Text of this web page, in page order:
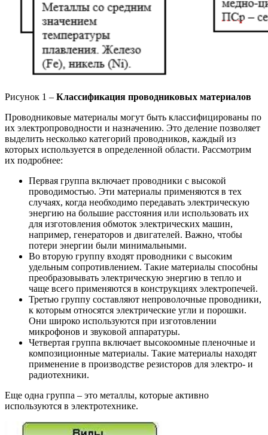
Рисунок 1 – Классификация проводниковых материалов
Проводниковые материалы могут быть классифицированы по
их электропроводности и назначению. Это деление позволяет
выделить несколько категорий проводников, каждый из
которых используется в определенной области. Рассмотрим
их подробнее:
Первая группа включает проводники с высокой
проводимостью. Эти материалы применяются в тех
случаях, когда необходимо передавать электрическую
энергию на большие расстояния или использовать их
для изготовления обмоток электрических машин,
например, генераторов и двигателей. Важно, чтобы
потери энергии были минимальными.
Во вторую группу входят проводники с высоким
удельным сопротивлением. Такие материалы способны
преобразовывать электрическую энергию в тепло и
чаще всего применяются в конструкциях электропечей.
Третью группу составляют непроволочные проводники,
к которым относятся электрические угли и порошки.
Они широко используются при изготовлении
микрофонов и звуковой аппаратуры.
Четвертая группа включает высокоомные пленочные и
композиционные материалы. Такие материалы находят
применение в производстве резисторов для электро- и
радиотехники.
Еще одна группа – это металлы, которые активно
используются в электротехнике.